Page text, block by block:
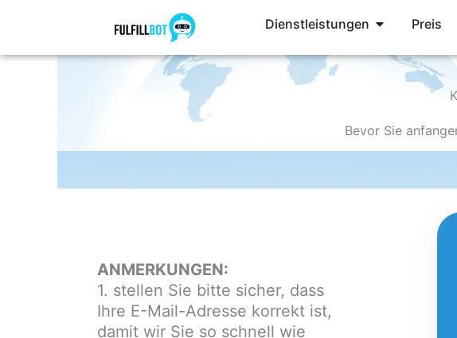
springen
Dienstleistungen Offene Dienste
Preis
Bevor Sie
ANMERKUNGEN:
1. stellen Sie bitte sicher, dass
Ihre E-Mail-Adresse korrekt ist,
damit wir Sie so schnell wie